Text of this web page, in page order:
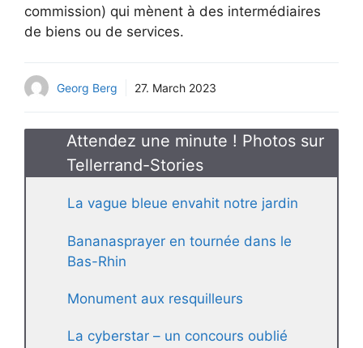
commission) qui mènent à des intermédiaires
de biens ou de services.
Georg Berg 27. March 2023
Attendez une minute ! Photos sur
Tellerrand-Stories
La vague bleue envahit notre jardin
Bananasprayer en tournée dans le
Bas-Rhin
Monument aux resquilleurs
La cyberstar – un concours oublié